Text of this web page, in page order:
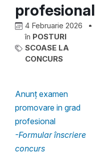
profesional
4 Februarie 2026
în POSTURI
SCOASE LA
CONCURS
Anunț examen
promovare in grad
profesional
-Formular înscriere
concurs